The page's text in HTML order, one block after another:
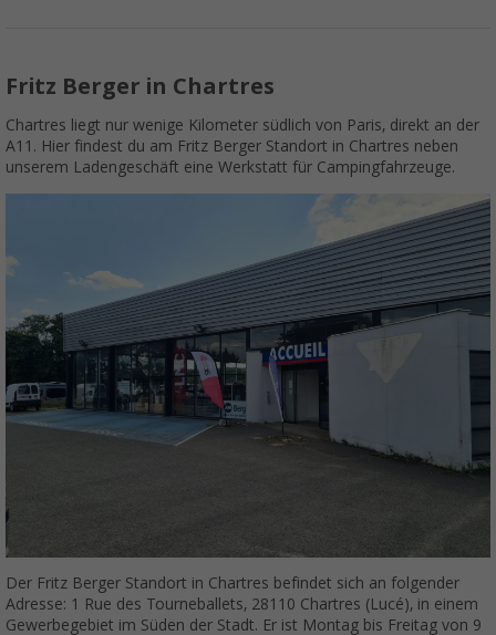
Fritz Berger in Chartres
Chartres liegt nur wenige Kilometer südlich von Paris, direkt an der
A11. Hier findest du am Fritz Berger Standort in Chartres neben
unserem Ladengeschäft eine Werkstatt für Campingfahrzeuge.
Der Fritz Berger Standort in Chartres befindet sich an folgender
Adresse: 1 Rue des Tourneballets, 28110 Chartres (Lucé), in einem
Gewerbegebiet im Süden der Stadt. Er ist Montag bis Freitag von 9